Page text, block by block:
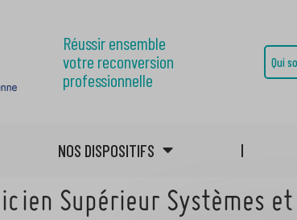
Réussir ensemble
votre reconversion
professionnelle
Qui
NOS DISPOSITIFS
Supérieur Systèmes et